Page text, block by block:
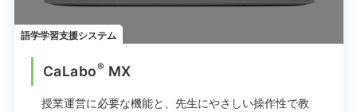
語学学習支援システム
CaLabo® MX
授業運営に必要な機能と、先生にやさしい操作性で教